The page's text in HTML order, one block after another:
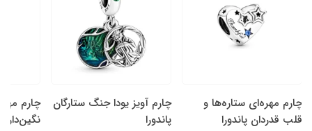
چارم مهره‌ای ستاره‌ها و
قلب قدردان پاندورا
چارم آویز یودا جنگ ستارگان
پاندورا
چارم
نگین‌دار